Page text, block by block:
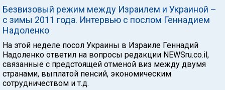
Безвизовый режим между Израилем и Украиной –
с зимы 2011 года. Интервью с послом Геннадием
Надоленко
На этой неделе посол Украины в Израиле Геннадий
Надоленко ответил на вопросы редакции NEWSru.co.il,
связанные с предстоящей отменой виз между двумя
странами, выплатой пенсий, экономическим
сотрудничеством и т.д.